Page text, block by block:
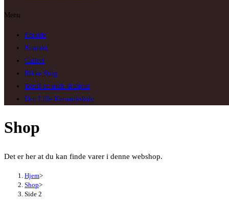
Menu
Forside
Kontakt
Galleri
Rikke Stiig
Bestil en unik skulptur
Den Lille Keramikskole
Shop
Det er her at du kan finde varer i denne webshop.
Hjem>
Shop>
Side 2